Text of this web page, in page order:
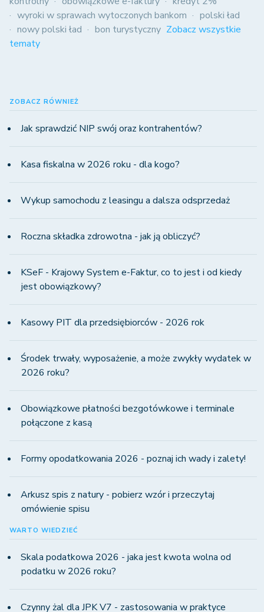
wyroki w sprawach wytoczonych bankom
polski ład
nowy polski ład
bon turystyczny Zobacz wszystkie
tematy
ZOBACZ RÓWNIEŻ
Jak sprawdzić NIP swój oraz kontrahentów?
Kasa fiskalna w 2026 roku - dla kogo?
Wykup samochodu z leasingu a dalsza odsprzedaż
Roczna składka zdrowotna - jak ją obliczyć?
KSeF - Krajowy System e-Faktur, co to jest i od kiedy
jest obowiązkowy?
Kasowy PIT dla przedsiębiorców - 2026 rok
Środek trwały, wyposażenie, a może zwykły wydatek w
2026 roku?
Obowiązkowe płatności bezgotówkowe i terminale
połączone z kasą
Formy opodatkowania 2026 - poznaj ich wady i zalety!
Arkusz spis z natury - pobierz wzór i przeczytaj
omówienie spisu
WARTO WIEDZIEĆ
Skala podatkowa 2026 - jaka jest kwota wolna od
podatku w 2026 roku?
Czynny żal dla JPK V7 - zastosowania w praktyce